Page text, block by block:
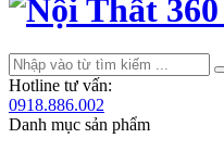
Hotline tư vấn:
0918.886.002
Danh mục sản phẩm